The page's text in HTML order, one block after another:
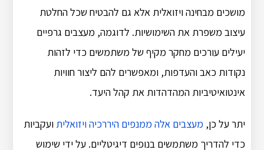
מושכים מבחינה ויזואלית אלא גם להבטיח שכל החלטת
עיצוב משפרת את השימושיות. לדוגמה, מעצבים גרפיים
יעילים עורכים מחקר מקיף של משתמשים כדי לזהות
נקודות כאב והעדפות, ומאפשרים להם ליצור חוויות
אינטואיטיביות המהדהדות את קהל היעד.
יתר על כן, מעצבים אלה ממנפים היררכיה ויזואלית ועקביות
כדי להדריך משתמשים בנופים דיגיטליים. על ידי שימוש